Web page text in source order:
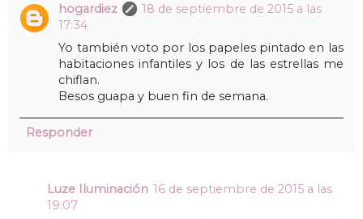
hogardiez
18 de septiembre de 2015 a las
17:34
Yo también voto por los papeles pintado en las
habitaciones infantiles y los de las estrellas me
chiflan.
Besos guapa y buen fin de semana.
Responder
Luze Iluminación 16 de septiembre de 2015 a las
19:07